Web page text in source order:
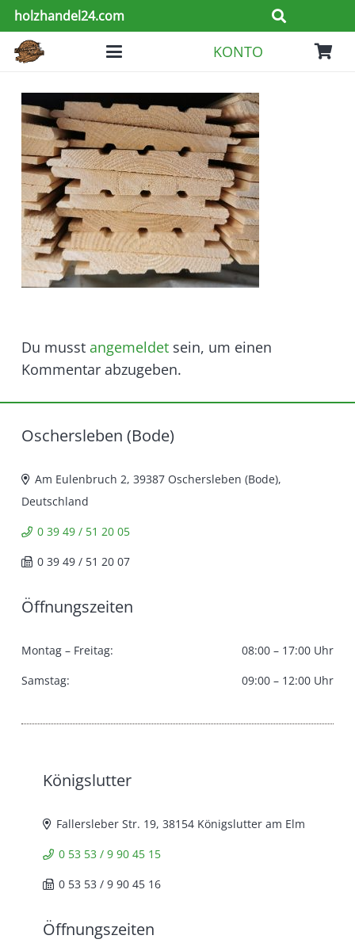
holzhandel24.com
KONTO
Du musst angemeldet sein, um einen
Kommentar abzugeben.
Oschersleben (Bode)
Am Eulenbruch 2, 39387 Oschersleben (Bode),
Deutschland
0 39 49 / 51 20 05
0 39 49 / 51 20 07
Öffnungszeiten
Montag – Freitag:
08:00 – 17:00 Uhr
Samstag:
09:00 – 12:00 Uhr
Königslutter
Fallersleber Str. 19, 38154 Königslutter am Elm
0 53 53 / 9 90 45 15
0 53 53 / 9 90 45 16
Öffnungszeiten